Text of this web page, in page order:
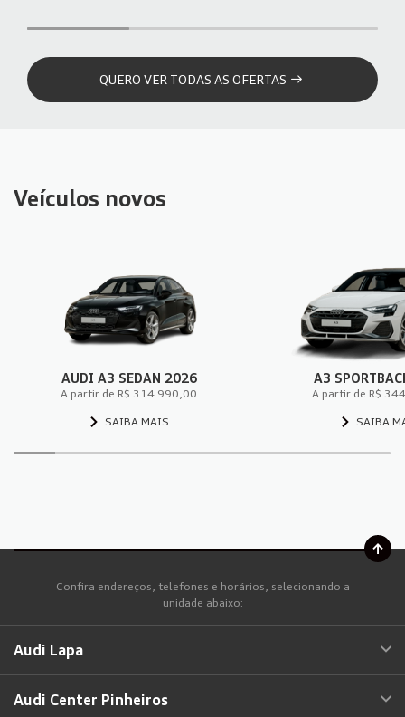
QUERO VER TODAS AS OFERTAS
Veículos novos
AUDI A3 SEDAN 2026
A partir de R$ 314.990,00
SAIBA MAIS
A3
A partir de R$
SAIBA
Confira endereços, telefones e horários, selecionando a
unidade abaixo:
Audi Lapa
Audi Center Pinheiros